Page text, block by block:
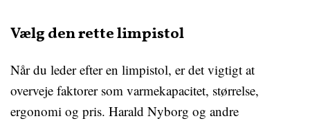
Vælg den rette limpistol
Når du leder efter en limpistol, er det vigtigt at
overveje faktorer som varmekapacitet, størrelse,
ergonomi og pris. Harald Nyborg og andre